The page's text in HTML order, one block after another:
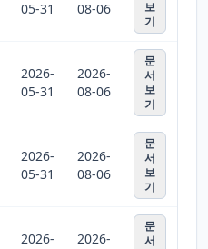
05-31
08-06
보
기
2026-
05-31
2026-
08-06
문
서
보
기
2026-
05-31
2026-
08-06
문
서
보
기
2026-
2026-
문
서